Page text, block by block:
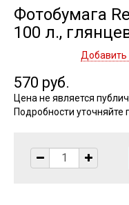
Фотобумага
100 л.,
Добавить
570 руб.
Цена не является
Подробности уточняйте